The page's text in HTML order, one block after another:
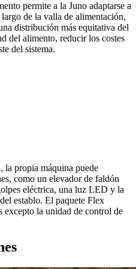
permite a la Juno adaptarse a
de la valla de alimentación,
distribución más equitativa del
del alimento, reducir los costes
del sistema.
la propia máquina puede
como un elevador de faldón
eléctrica, una luz LED y la
establo. El paquete Flex
excepto la unidad de control de